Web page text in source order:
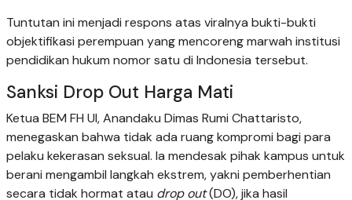
Tuntutan ini menjadi respons atas viralnya bukti-bukti
objektifikasi perempuan yang mencoreng marwah institusi
pendidikan hukum nomor satu di Indonesia tersebut.
Sanksi Drop Out Harga Mati
Ketua BEM FH UI, Anandaku Dimas Rumi Chattaristo,
menegaskan bahwa tidak ada ruang kompromi bagi para
pelaku kekerasan seksual. Ia mendesak pihak kampus untuk
berani mengambil langkah ekstrem, yakni pemberhentian
secara tidak hormat atau drop out(DO), jika hasil